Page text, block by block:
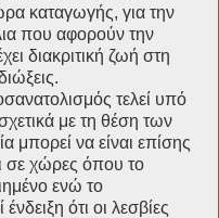
καταγωγής, για την
που αφορούν την
διακριτική ζωή στη
τελεί υπό
με τη θέση των
μπορεί να είναι επίσης
σε χώρες όπου το
ενώ το
ότι οι λεσβίες